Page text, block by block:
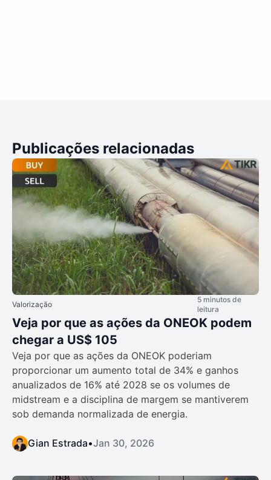
Publicações relacionadas
Valorização
5 minutos de
leitura
Veja por que as ações da ONEOK podem
chegar a US$ 105
Veja por que as ações da ONEOK poderiam
proporcionar um aumento total de 34% e ganhos
anualizados de 16% até 2028 se os volumes de
midstream e a disciplina de margem se mantiverem
sob demanda normalizada de energia.
Gian Estrada•Jan 30, 2026